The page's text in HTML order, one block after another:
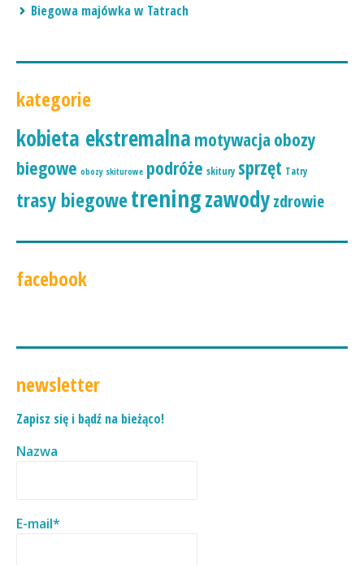
Biegowa majówka w Tatrach
kategorie
kobieta ekstremalna motywacja obozy
biegowe obozy skiturowe podróże skitury sprzęt Tatry
trasy biegowetreningzawodyzdrowie
facebook
newsletter
Zapisz się i bądź na bieżąco!
Nazwa
E-mail*